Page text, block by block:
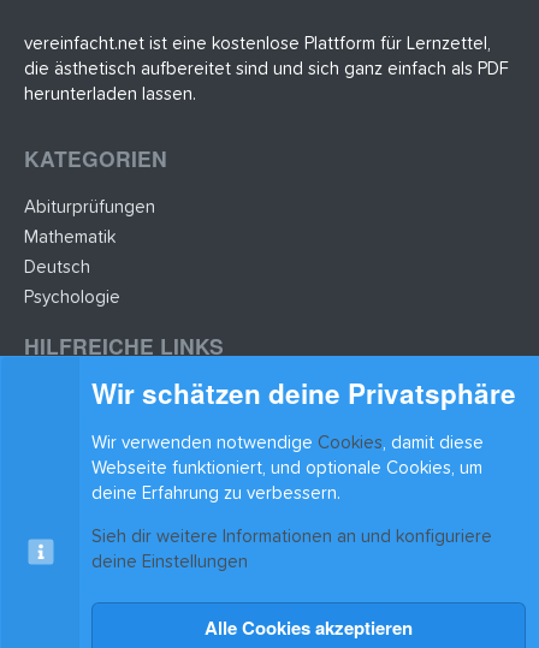
vereinfacht.net ist eine kostenlose Plattform für Lernzettel,
die ästhetisch aufbereitet sind und sich ganz einfach als PDF
herunterladen lassen.
KATEGORIEN
Abiturprüfungen
Mathematik
Deutsch
Psychologie
HILFREICHE LINKS
Lernzettel hochladen
BLEIB AUF DEM LAUFENDEN
xenAwsome-GradientHeader
Kontakt
Wir schätzen deine Privatsphäre
Wir verwenden notwendige Cookies, damit diese
Webseite funktioniert, und optionale Cookies, um
deine Erfahrung zu verbessern.
Sieh dir weitere Informationen an und konfiguriere
deine Einstellungen
Alle Cookies akzeptieren